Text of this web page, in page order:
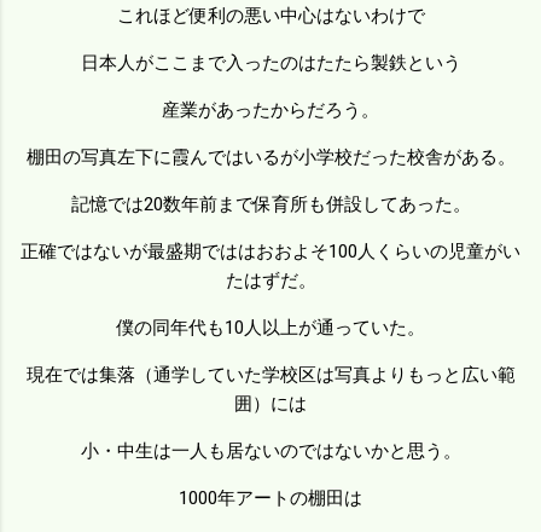
これほど便利の悪い中心はないわけで
日本人がここまで入ったのはたたら製鉄という
産業があったからだろう。
棚田の写真左下に霞んではいるが小学校だった校舎がある。
記憶では20数年前まで保育所も併設してあった。
正確ではないが最盛期でははおおよそ100人くらいの児童がい
たはずだ。
僕の同年代も10人以上が通っていた。
現在では集落（通学していた学校区は写真よりもっと広い範
囲）には
小・中生は一人も居ないのではないかと思う。
1000年アートの棚田は